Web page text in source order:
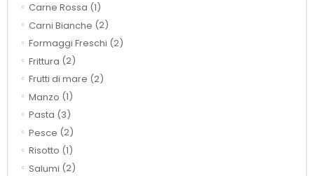
Carne Rossa (1)
Carni Bianche (2)
Formaggi Freschi (2)
Frittura (2)
Frutti di mare (2)
Manzo (1)
Pasta (3)
Pesce (2)
Risotto (1)
Salumi (2)